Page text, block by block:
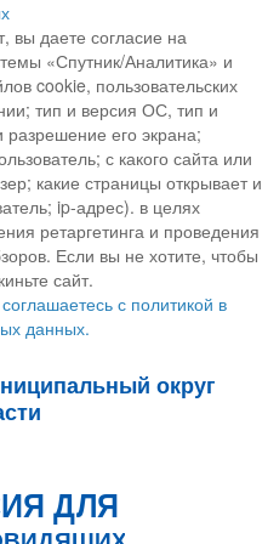
вы даете согласие на
«Спутник/Аналитика» и
cookie, пользовательских
тип и версия ОС, тип и
разрешение его экрана;
с какого сайта или
какие страницы открывает и
ip-адрес). в целях
ретаргетинга и проведения
Если вы не хотите, чтобы
сайт.
с политикой в
данных.